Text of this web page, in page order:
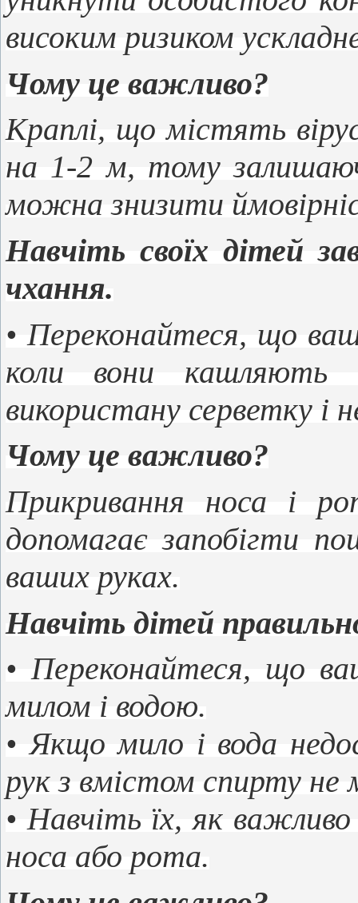
високим ризиком
Чому це важливо?
Краплі, що містять
на 1-2 м, тому
можна знизити
Навчіть своїх дітей
чхання.
• Переконайтеся, що
коли вони кашляють
використану серветку і
Чому це важливо?
Прикривання носа і
допомагає запобігти
ваших руках.
Навчіть дітей
• Переконайтеся, що
милом і водою.
• Якщо мило і вода
рук з вмістом спирту
• Навчіть їх, як
носа або рота.